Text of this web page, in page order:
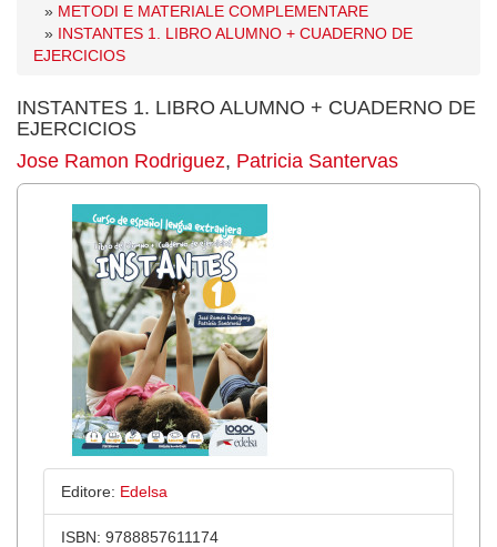
» METODI E MATERIALE COMPLEMENTARE
» INSTANTES 1. LIBRO ALUMNO + CUADERNO DE
EJERCICIOS
INSTANTES 1. LIBRO ALUMNO + CUADERNO DE
EJERCICIOS
Jose Ramon Rodriguez, Patricia Santervas
Editore: Edelsa
ISBN: 9788857611174